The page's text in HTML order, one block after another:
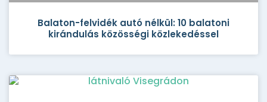
Balaton-felvidék autó nélkül: 10 balatoni
kirándulás közösségi közlekedéssel